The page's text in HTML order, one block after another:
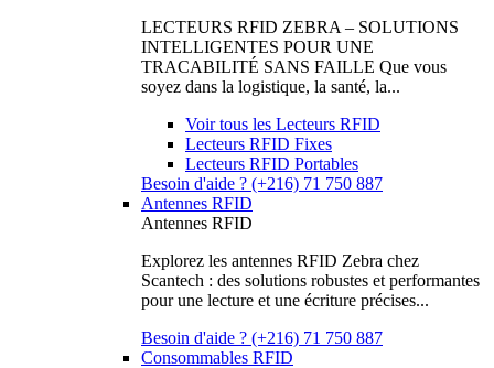
LECTEURS RFID ZEBRA – SOLUTIONS
INTELLIGENTES POUR UNE
TRACABILITÉ SANS FAILLE Que vous
soyez dans la logistique, la santé, la...
Voir tous les Lecteurs RFID
Lecteurs RFID Fixes
Lecteurs RFID Portables
Besoin d'aide ? (+216) 71 750 887
Antennes RFID
Antennes RFID
Explorez les antennes RFID Zebra chez
Scantech : des solutions robustes et performantes
pour une lecture et une écriture précises...
Besoin d'aide ? (+216) 71 750 887
Consommables RFID